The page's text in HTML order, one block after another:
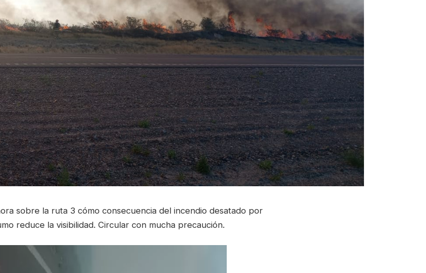
sobre la ruta 3 cómo consecuencia del incendio desatado por
reduce la visibilidad. Circular con mucha precaución.